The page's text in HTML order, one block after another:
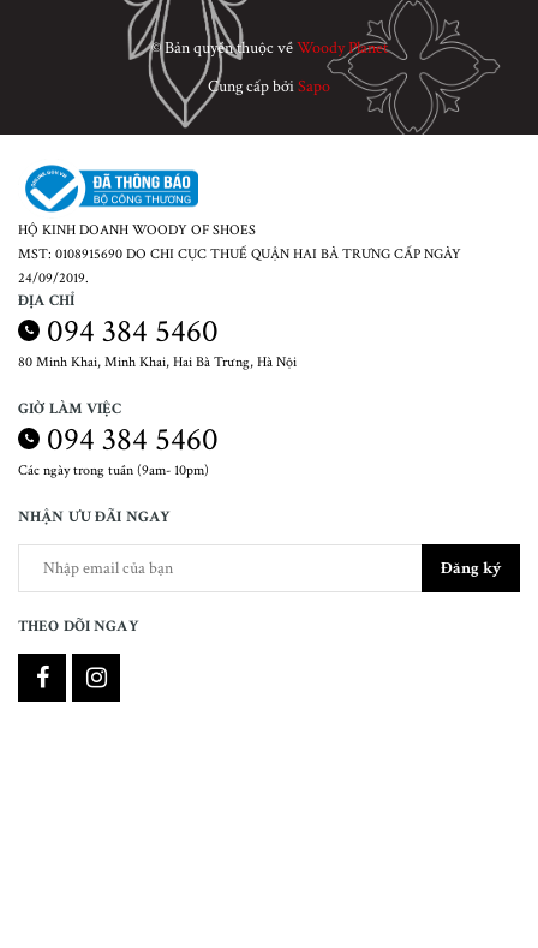
© Bản quyền thuộc vềWoody Planet
Cung cấp bởiSapo
HỘ KINH DOANH WOODY OF SHOES
MST: 0108915690 DO CHI CỤC THUẾ QUẬN HAI BÀ TRƯNG CẤP NGÀY
24/09/2019.
ĐỊA CHỈ
094 384 5460
80 Minh Khai, Minh Khai, Hai Bà Trưng, Hà Nội
GIỜ LÀM VIỆC
094 384 5460
Các ngày trong tuần (9am- 10pm)
NHẬN ƯU ĐÃI NGAY
Đăng ký
THEO DÕI NGAY